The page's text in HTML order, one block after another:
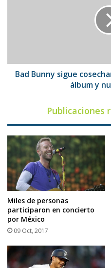
álbum
Bad Bunny sigue
álbum y
Publicaciones
Miles de personas
participaron en concierto
por México
09 Oct, 2017